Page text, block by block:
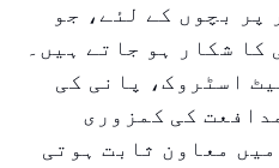
پر بچوں کے لئے، جو
شکار ہو جاتے ہیں۔
اسٹروک، پانی کی
کی کمزوری
معاون ثابت ہوتی